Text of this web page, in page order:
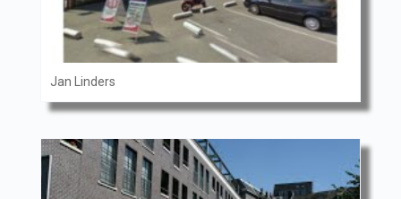
Jan Linders